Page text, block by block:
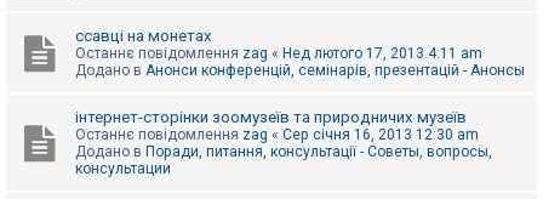
ссавці на монетах
Останнє повідомлення zag « Нед лютого 17, 2013 4:11 am
Додано в Анонси конференцій, семінарів, презентацій - Анонсы
інтернет-сторінки зоомузеїв та природничих музеїв
Останнє повідомлення zag « Сер січня 16, 2013 12:30 am
Додано в Поради, питання, консультації - Советы, вопросы,
консультации